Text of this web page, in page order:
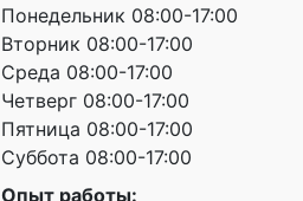
Понедельник 08:00-17:00
Вторник 08:00-17:00
Среда 08:00-17:00
Четверг 08:00-17:00
Пятница 08:00-17:00
Суббота 08:00-17:00
Опыт работы: